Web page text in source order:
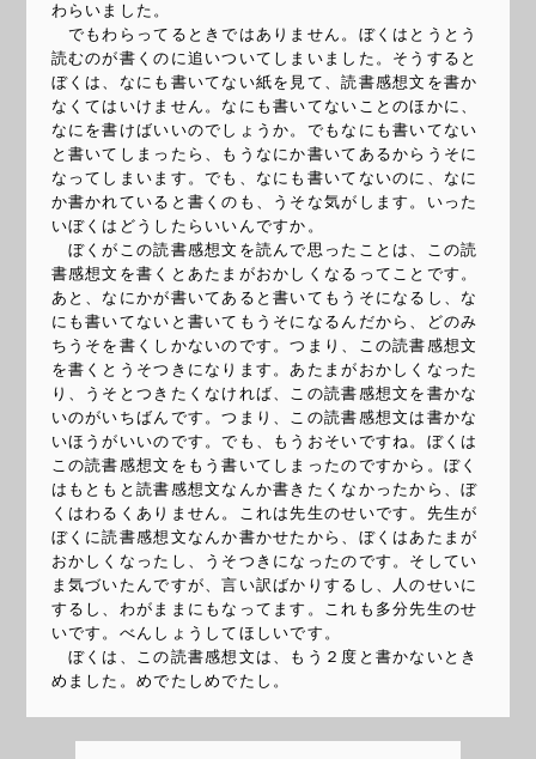
わらいました。
でもわらってるときではありません。ぼくはとうとう
読むのが書くのに追いついてしまいました。そうすると
ぼくは、なにも書いてない紙を見て、読書感想文を書か
なくてはいけません。なにも書いてないことのほかに、
なにを書けばいいのでしょうか。でもなにも書いてない
と書いてしまったら、もうなにか書いてあるからうそに
なってしまいます。でも、なにも書いてないのに、なに
か書かれていると書くのも、うそな気がします。いった
いぼくはどうしたらいいんですか。
ぼくがこの読書感想文を読んで思ったことは、この読
書感想文を書くとあたまがおかしくなるってことです。
あと、なにかが書いてあると書いてもうそになるし、な
にも書いてないと書いてもうそになるんだから、どのみ
ちうそを書くしかないのです。つまり、この読書感想文
を書くとうそつきになります。あたまがおかしくなった
り、うそとつきたくなければ、この読書感想文を書かな
いのがいちばんです。つまり、この読書感想文は書かな
いほうがいいのです。でも、もうおそいですね。ぼくは
この読書感想文をもう書いてしまったのですから。ぼく
はもともと読書感想文なんか書きたくなかったから、ぼ
くはわるくありません。これは先生のせいです。先生が
ぼくに読書感想文なんか書かせたから、ぼくはあたまが
おかしくなったし、うそつきになったのです。そしてい
ま気づいたんですが、言い訳ばかりするし、人のせいに
するし、わがままにもなってます。これも多分先生のせ
いです。べんしょうしてほしいです。
ぼくは、この読書感想文は、もう２度と書かないとき
めました。めでたしめでたし。